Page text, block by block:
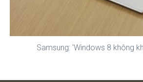
Samsung: 'Windows 8 không